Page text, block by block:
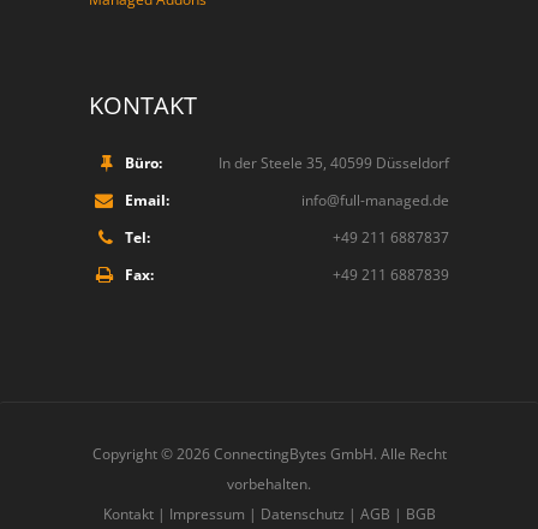
KONTAKT
Büro:
In der Steele 35, 40599 Düsseldorf
Email:
info@full-managed.de
Tel:
+49 211 6887837
Fax:
+49 211 6887839
Copyright © 2026ConnectingBytes GmbH. Alle Recht
vorbehalten.
Kontakt| Impressum | Datenschutz | AGB | BGB